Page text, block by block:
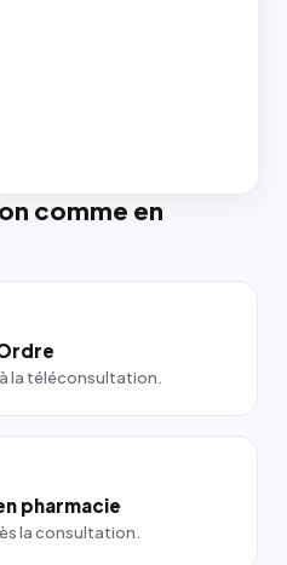
comme en
la téléconsultation.
pharmacie
la consultation.